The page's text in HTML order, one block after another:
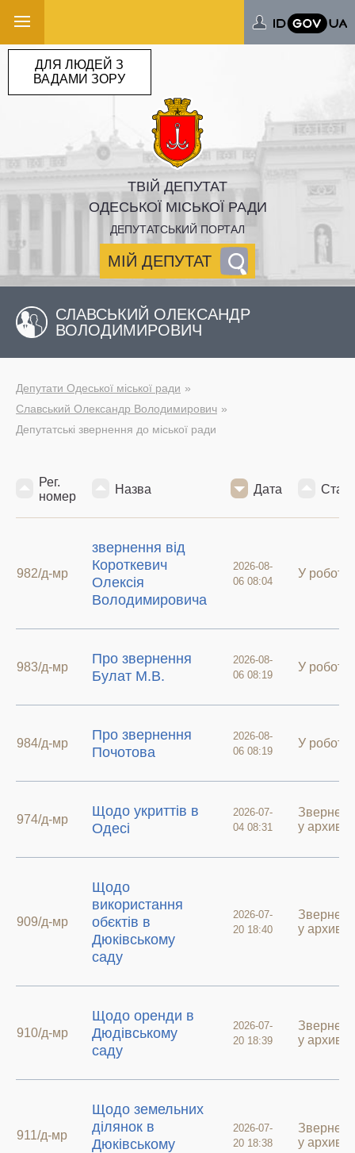
ТВІЙ ДЕПУТАТ
ОДЕСЬКОЇ МІСЬКОЇ РАДИ
ДЕПУТАТСЬКИЙ ПОРТАЛ
МІЙ ДЕПУТАТ
ДЛЯ ЛЮДЕЙ З
ВАДАМИ ЗОРУ
СЛАВСЬКИЙ ОЛЕКСАНДР
ВОЛОДИМИРОВИЧ
Депутати Одеської міської ради
Славський Олександр Володимирович
Депутатські звернення до міської ради
Рег.
номер
Назва Дата
982/д-мр
звернення від
Короткевич
Олексія
Володимировича
2026-08-
06 08:04
У роботі
983/д-мр
Про звернення
Булат М.В.
2026-08-
06 08:19
У роботі
984/д-мр
Про звернення
Почотова
2026-08-
06 08:19
У роботі
974/д-мр
Щодо укриттів в
Одесі
2026-07-
04 08:31
у архиві
909/д-мр
Щодо
використання
обєктів в
Дюківському
саду
2026-07-
20 18:40
у архиві
910/д-мр
Щодо оренди в
Дюдівському
саду
2026-07-
20 18:39
у архиві
911/д-мр
Щодо земельних
ділянок в
Дюківському
2026-07-
20 18:38
у архиві